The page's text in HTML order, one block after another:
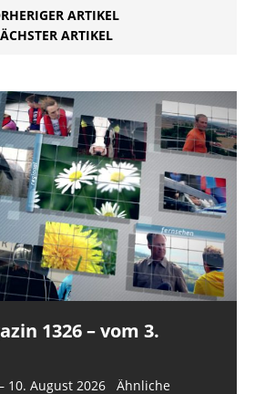
ARTIKEL
ARTIKEL
1326 – vom 3.
10. August 2026 Ähnliche